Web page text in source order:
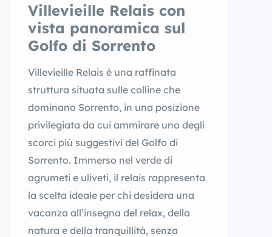
Villevieille Relais con
vista panoramica sul
Golfo di Sorrento
Villevieille Relais è una raffinata
struttura situata sulle colline che
dominano Sorrento, in una posizione
privilegiata da cui ammirare uno degli
scorci più suggestivi del Golfo di
Sorrento. Immerso nel verde di
agrumeti e uliveti, il relais rappresenta
la scelta ideale per chi desidera una
vacanza all’insegna del relax, della
natura e della tranquillità, senza